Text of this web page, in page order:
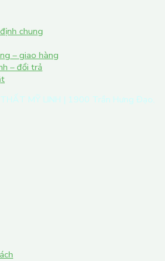
chung
– giao hàng
– đổi trả
MỸ LINH | 1900 Trần Hưng Đạo,